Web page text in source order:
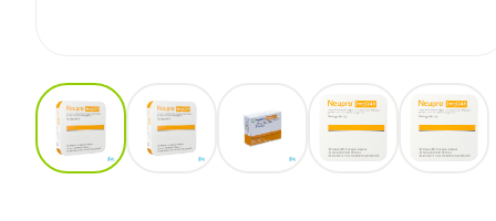
View larger image View larger imageView larger image
View